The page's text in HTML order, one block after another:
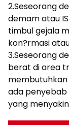
2.Seseorang
demam atau
timbul gejala
kon?rmasi
3.Seseorang
berat di area
membutuhkan
ada
yang